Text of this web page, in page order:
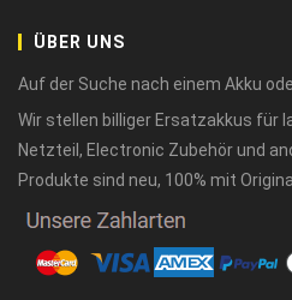
ÜBER UNS
Auf der Suche nach einem Akku
Wir stellen billiger Ersatzakkus für
Netzteil, Electronic Zubehör und
Produkte sind neu, 100% mit